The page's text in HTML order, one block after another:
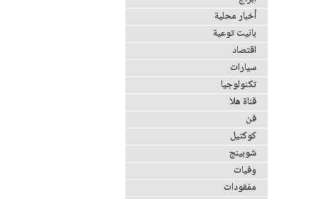
أخبار محلية
بانيت توعية
اقتصاد
سيارات
تكنولوجيا
قناة هلا
فن
كوكتيل
شوبينج
وفيات
مفقودات